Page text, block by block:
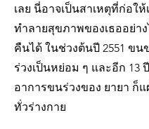
เลย นี่อาจเป็นสาเหตุที่ก่อให้
ทำลายสุขภาพของเธออย่า
คืนได้ ในช่วงต้นปี 2551 ขน
ร่วงเป็นหย่อม ๆ และอีก 13
อาการขนร่วงของ ยายา ก็แ
ทั่วร่างกาย